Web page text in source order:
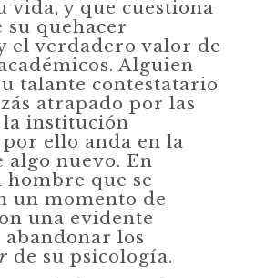
vida, y que cuestiona
su quehacer
el verdadero valor de
Alguien
talante contestatario
atrapado por las
la institución
por ello anda en la
algo nuevo. En
hombre que se
un momento de
una evidente
abandonar los
de su psicología.